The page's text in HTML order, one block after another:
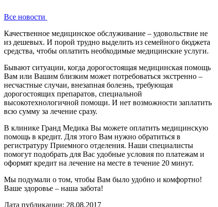
Все новости
Качественное медицинское обслуживание – удовольствие не
из дешевых. И порой трудно выделить из семейного бюджета
средства, чтобы оплатить необходимые медицинские услуги.
Бывают ситуации, когда дорогостоящая медицинская помощь
Вам или Вашим близким может потребоваться экстренно –
несчастные случаи, внезапная болезнь, требующая
дорогостоящих препаратов, специальной
высокотехнологичной помощи. И нет возможности заплатить
всю сумму за лечение сразу.
В клинике Гранд Медика Вы можете оплатить медицинскую
помощь в кредит. Для этого Вам нужно обратиться в
регистратуру Приемного отделения. Наши специалисты
помогут подобрать для Вас удобные условия по платежам и
оформят кредит на лечение на месте в течение 20 минут.
Мы подумали о том, чтобы Вам было удобно и комфортно!
Ваше здоровье – наша забота!
Дата публикации: 28.08.2017